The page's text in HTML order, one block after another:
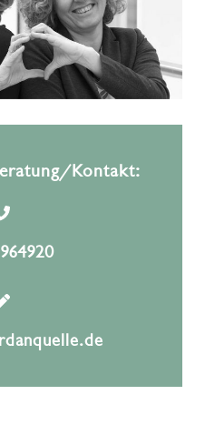
Kontakt: